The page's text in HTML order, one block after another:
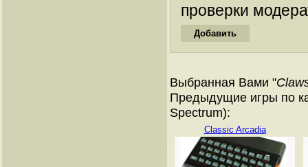
проверки
Выбранная Вами "
Предыдущие игры по
Spectrum):
Classic Arcadia